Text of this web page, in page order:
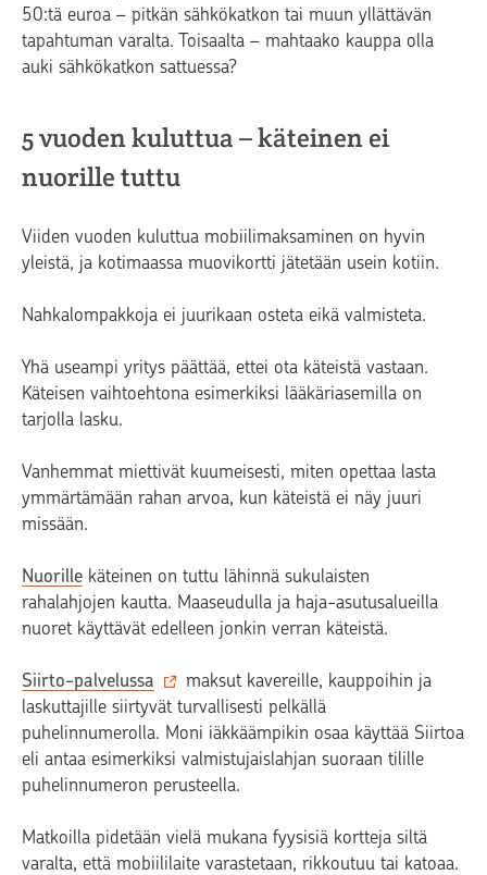
50:tä euroa – pitkän sähkökatkon tai muun yllättävän
tapahtuman varalta. Toisaalta – mahtaako kauppa olla
auki sähkökatkon sattuessa?
5 vuoden kuluttua – käteinen ei
nuorille tuttu
Viiden vuoden kuluttua mobiilimaksaminen on hyvin
yleistä, ja kotimaassa muovikortti jätetään usein kotiin.
Nahkalompakkoja ei juurikaan osteta eikä valmisteta.
Yhä useampi yritys päättää, ettei ota käteistä vastaan.
Käteisen vaihtoehtona esimerkiksi lääkäriasemilla on
tarjolla lasku.
Vanhemmat miettivät kuumeisesti, miten opettaa lasta
ymmärtämään rahan arvoa, kun käteistä ei näy juuri
missään.
Nuorille käteinen on tuttu lähinnä sukulaisten
rahalahjojen kautta. Maaseudulla ja haja-asutusalueilla
nuoret käyttävät edelleen jonkin verran käteistä.
Siirto-palvelussa
maksut kavereille, kauppoihin ja
laskuttajille siirtyvät turvallisesti pelkällä
puhelinnumerolla. Moni iäkkäämpikin osaa käyttää Siirtoa
eli antaa esimerkiksi valmistujaislahjan suoraan tilille
puhelinnumeron perusteella.
Matkoilla pidetään vielä mukana fyysisiä kortteja siltä
varalta, että mobiililaite varastetaan, rikkoutuu tai katoaa.